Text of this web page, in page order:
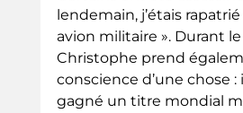
lendemain, j’étais
avion militaire ». Durant
Christophe prend
conscience d’une chose :
gagné un titre mondial